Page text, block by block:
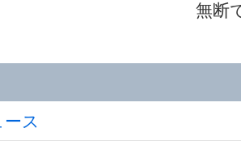
無断
ス